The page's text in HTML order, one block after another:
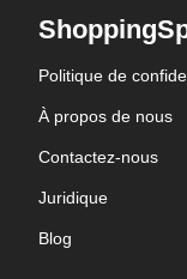
Politique de
À propos de nous
Contactez-nous
Juridique
Blog